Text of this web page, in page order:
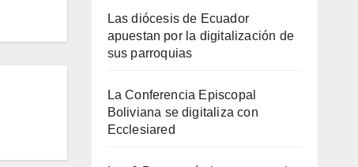
Las diócesis de Ecuador
apuestan por la digitalización de
sus parroquias
La Conferencia Episcopal
Boliviana se digitaliza con
Ecclesiared